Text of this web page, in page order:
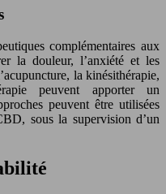
complémentaires aux
la douleur, l’anxiété et les
la kinésithérapie,
peuvent apporter un
peuvent être utilisées
sous la supervision d’un